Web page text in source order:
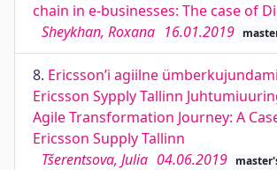
chain in e-businesses: The case of
Sheykhan, Roxana 16.01.2019
8. Ericsson’i agiilne
Ericsson Sypply Tallinn
Agile Transformation Journey: A
Ericsson Supply Tallinn
Tšerentsova, Julia 04.06.2019